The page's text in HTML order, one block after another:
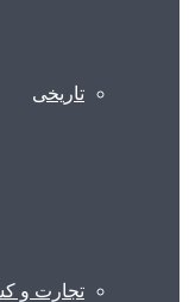
تاریخی
تجارت و